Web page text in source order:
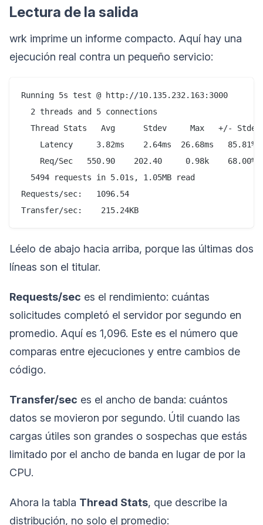
Lectura de la salida
wrk imprime un informe compacto. Aquí hay una
ejecución real contra un pequeño servicio:
Running 5s test @ http://10.135.232.163:3000
  2 threads and 5 connections
  Thread Stats   Avg      Stdev     Max   +/- Stdev
    Latency     3.82ms    2.64ms  26.68ms   85.81%
    Req/Sec   550.90    202.40     0.98k    68.00%
  5494 requests in 5.01s, 1.05MB read
Requests/sec:   1096.54
Léelo de abajo hacia arriba, porque las últimas dos
líneas son el titular.
Requests/sec es el rendimiento: cuántas
solicitudes completó el servidor por segundo en
promedio. Aquí es 1,096. Este es el número que
comparas entre ejecuciones y entre cambios de
código.
Transfer/sec es el ancho de banda: cuántos
datos se movieron por segundo. Útil cuando las
cargas útiles son grandes o sospechas que estás
limitado por el ancho de banda en lugar de por la
CPU.
Ahora la tabla Thread Stats, que describe la
distribución, no solo el promedio: